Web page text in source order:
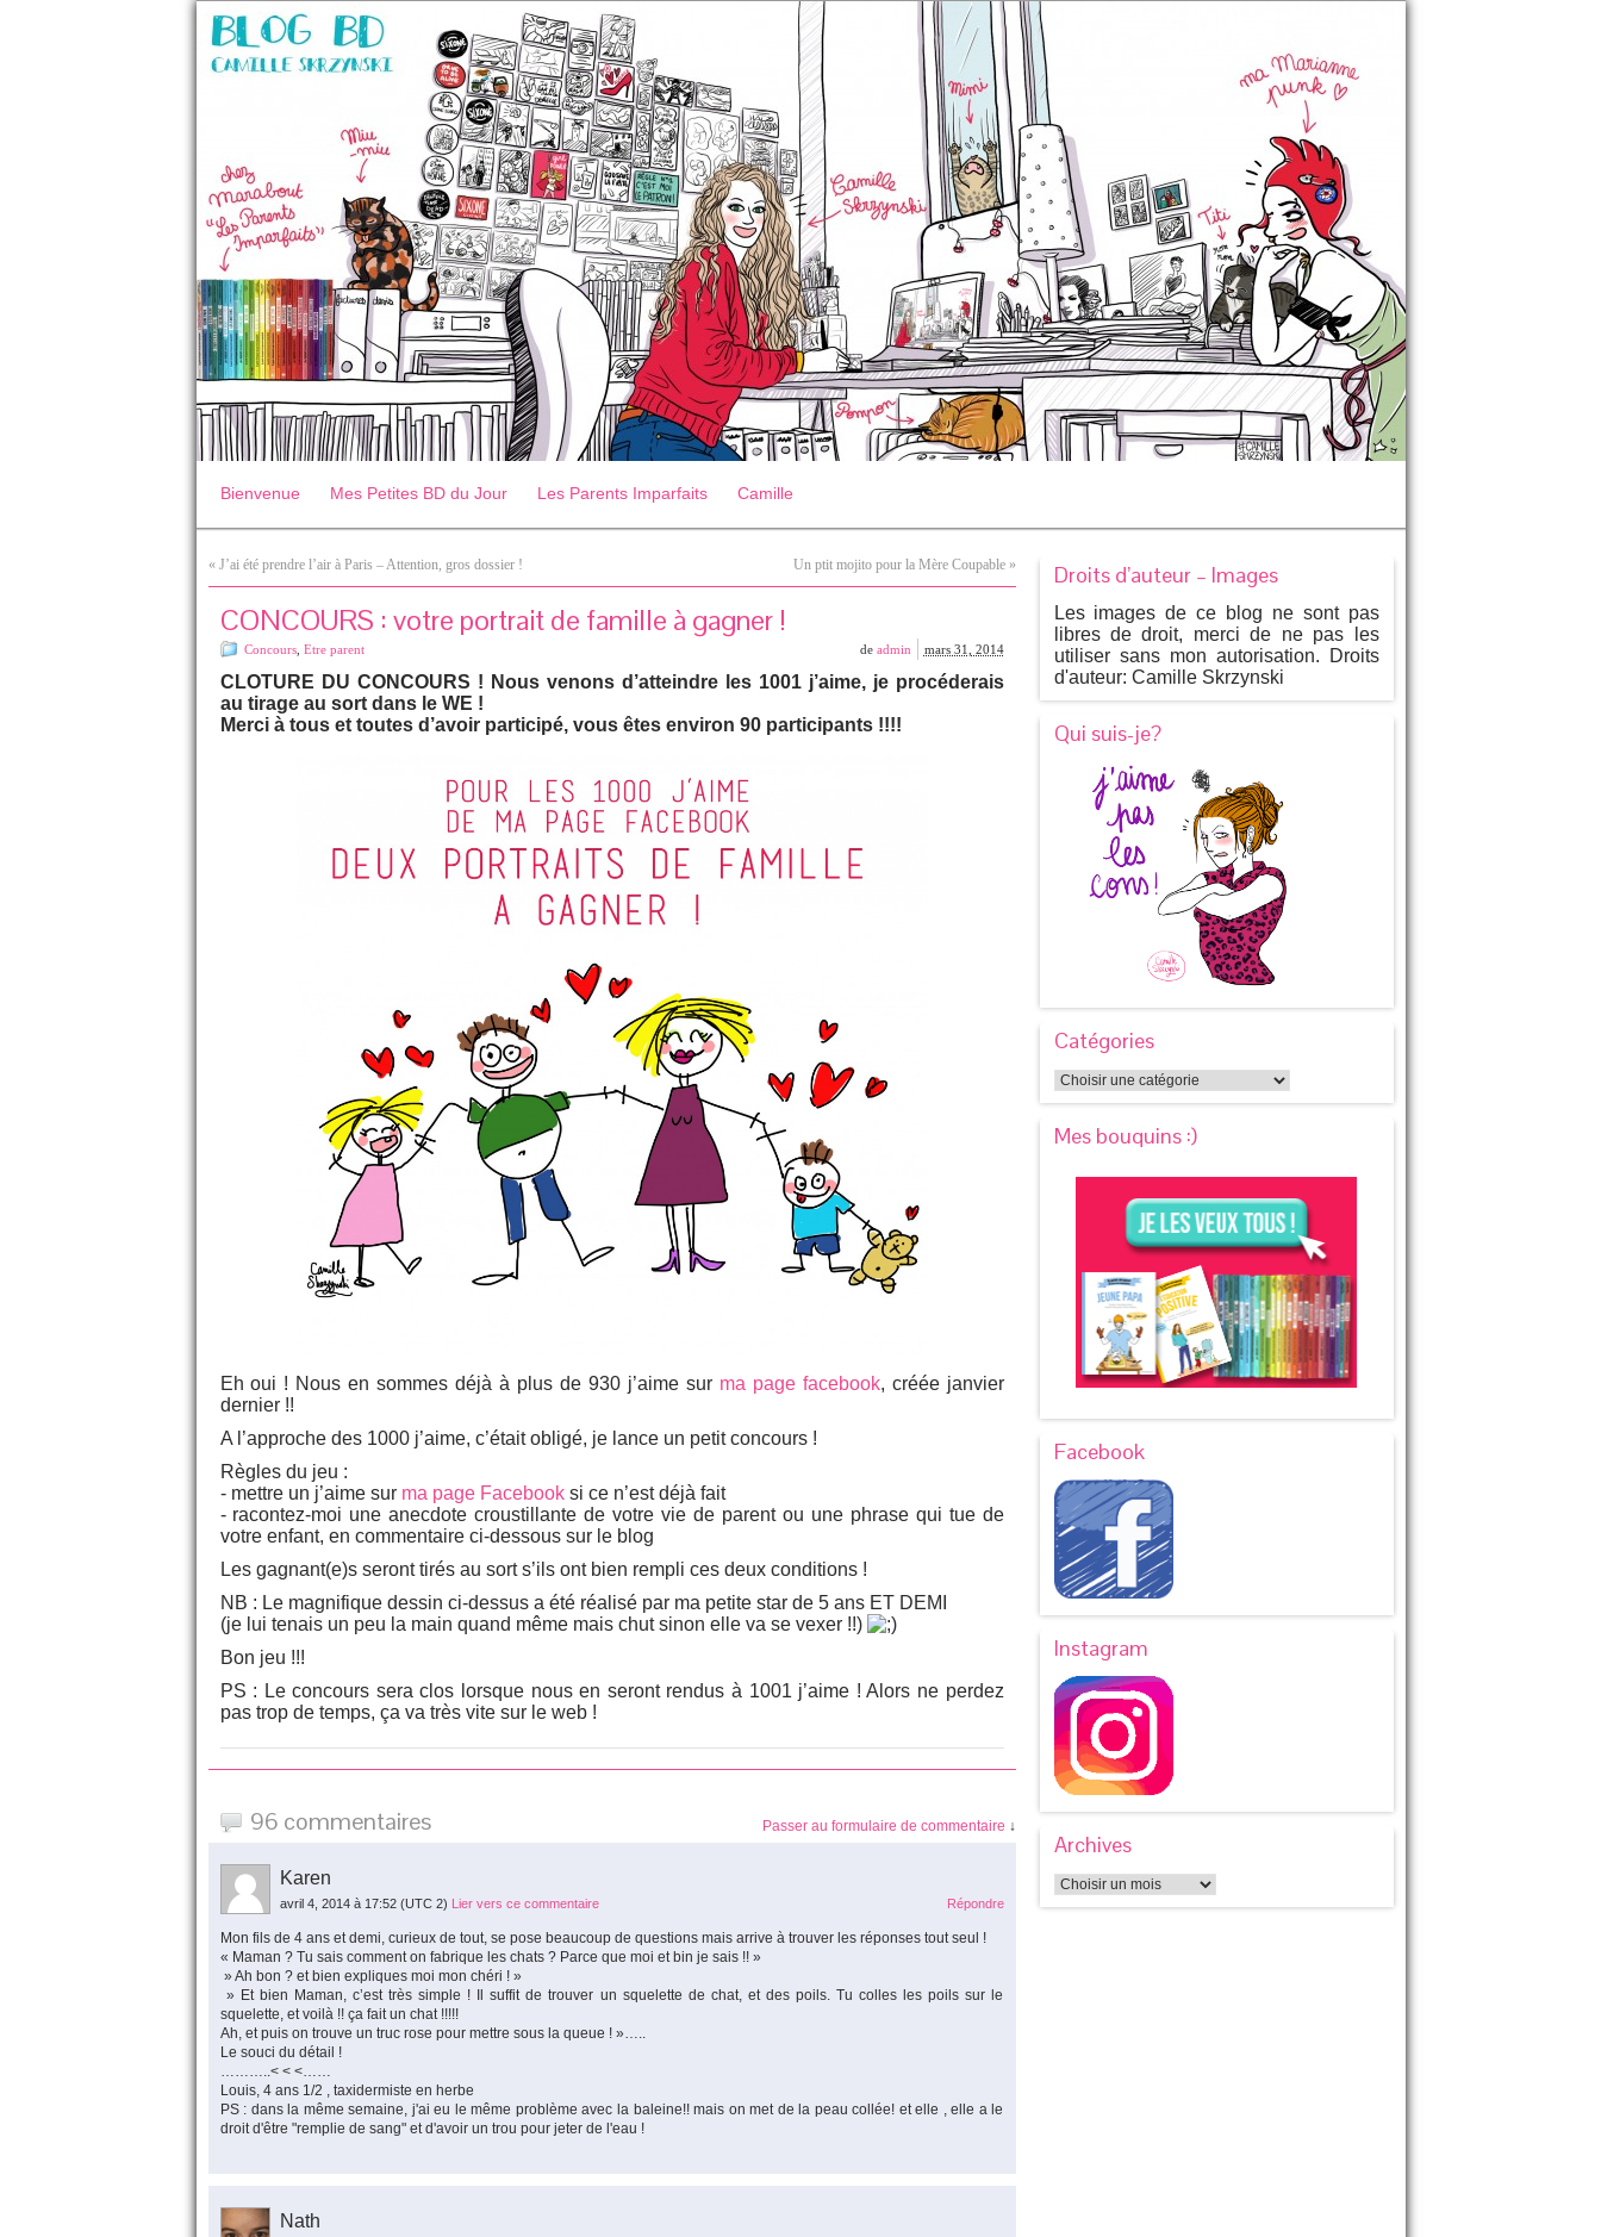
Bienvenue Mes Petites BD du Jour Les Parents Imparfaits Camille
« J’ai été prendre l’air à Paris – Attention, gros dossier ! Un ptit mojito pour la Mère Coupable»
CONCOURS : votre portrait de famille à gagner !
Concours, Etre parent mars 31, 2014
de admin
CLOTURE DU CONCOURS ! Nous venons d’atteindre les 1001 j’aime, je procéderais
au tirage au sort dans le WE !
Merci à tous et toutes d’avoir participé, vous êtes environ 90 participants !!!!
Eh oui ! Nous en sommes déjà à plus de 930 j’aime sur ma page facebook, créée janvier
dernier !!
A l’approche des 1000 j’aime, c’était obligé, je lance un petit concours !
Règles du jeu :
- mettre un j’aime sur ma page Facebooksi ce n’est déjà fait
- racontez-moi une anecdote croustillante de votre vie de parent ou une phrase qui tue de
votre enfant, en commentaire ci-dessous sur le blog
Les gagnant(e)s seront tirés au sort s’ils ont bien rempli ces deux conditions !
NB : Le magnifique dessin ci-dessus a été réalisé par ma petite star de 5 ans ET DEMI
(je lui tenais un peu la main quand même mais chut sinon elle va se vexer !!)
Bon jeu !!!
PS : Le concours sera clos lorsque nous en seront rendus à 1001 j’aime ! Alors ne perdez
pas trop de temps, ça va très vite sur le web !
96 commentaires Passer au formulaire de commentaire ↓
Karen
avril 4, 2014 à 17:52 (UTC 2) Lier vers ce commentaire Répondre
Mon fils de 4 ans et demi, curieux de tout, se pose beaucoup de questions mais arrive à trouver les réponses tout seul !
« Maman ? Tu sais comment on fabrique les chats ? Parce que moi et bin je sais !! »
» Ah bon ? et bien expliques moi mon chéri ! »
» Et bien Maman, c’est très simple ! Il suffit de trouver un squelette de chat, et des poils. Tu colles les poils sur le
squelette, et voilà !! ça fait un chat !!!!!
Ah, et puis on trouve un truc rose pour mettre sous la queue ! »…..
Le souci du détail !
………..< < <……
Louis, 4 ans 1/2 , taxidermiste en herbe
PS : dans la même semaine, j'ai eu le même problème avec la baleine!! mais on met de la peau collée! et elle , elle a le
droit d'être "remplie de sang" et d'avoir un trou pour jeter de l'eau !
Nath
Droits d’auteur – Images
Les images de ce blog ne sont pas
libres de droit, merci de ne pas les
utiliser sans mon autorisation. Droits
d'auteur: Camille Skrzynski
Qui suis-je?
Catégories
Mes bouquins :)
Facebook
Instagram
Archives